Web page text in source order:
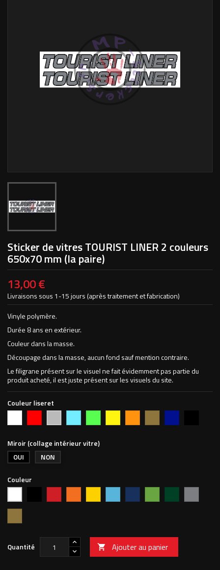
Sticker de vitres TOURIST LINER 2 couleurs
650x70 mm (la paire)
13,00 €
Livraisons sous 1-15 jours (après traitement et fabrication)
Vinyle polymère.
Durée 8 ans en extérieur.
Couleur dans la masse.
Découpage dans la masse, aucun fond sauf mention contraire.
Le filigrane présent sur le visuel ne fait évidemment pas partie du
produit acheté, il est juste présent sur les visuels du site.
Couleur liseret
vif
clair
pomme
foncé
Miroir (collage intérieur vitre)
OUI
NON
Couleur
vif
clair
foncé pommeforêt
Quantité  Ajouter au panier